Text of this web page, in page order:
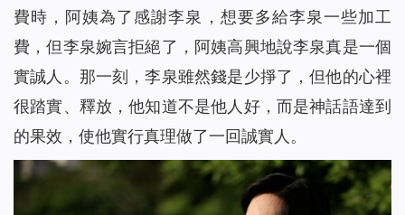
費時，阿姨為了感謝李泉，想要多給李泉一些加工
費，但李泉婉言拒絕了，阿姨高興地說李泉真是一個
實誠人。那一刻，李泉雖然錢是少掙了，但他的心裡
很踏實、釋放，他知道不是他人好，而是神話語達到
的果效，使他實行真理做了一回誠實人。